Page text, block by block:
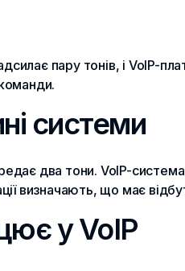
пару тонів, і VoIP-
системи
два тони. VoIP-
визначають, що має
у VoIP